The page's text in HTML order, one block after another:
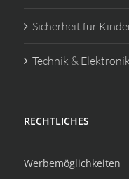
Sicherheit für
Technik & Elektronik
RECHTLICHES
Werbemöglichkeiten